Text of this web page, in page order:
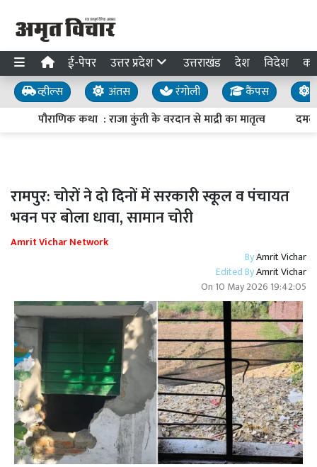
ई-पेपर उत्तर प्रदेश उत्तराखंड देश विदेश
व्हील्स अंतस रंगोली कैंपस
पौराणिक कथा : राजा कुंती के वरदान से माद्री का मातृत्व
रामपुर: चोरों ने दो दिनों में सरकारी स्कूल व पंचायत
भवन पर बोला धावा, सामान चोरी
Amrit Vichar Network
ByAmrit Vichar
Edited ByAmrit Vichar
On 10 May 2026 19:42:05